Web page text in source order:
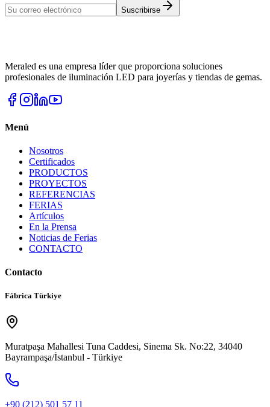
Suscribirse
Meraled es una empresa líder que proporciona soluciones
profesionales de iluminación LED para joyerías y tiendas de gemas.
Menú
Nosotros
Certificados
PRODUCTOS
PROYECTOS
REFERENCIAS
FERIAS
Artículos
En la Prensa
Noticias de Ferias
CONTACTO
Contacto
Fábrica Türkiye
Muratpaşa Mahallesi Tuna Caddesi, Sinema Sk. No:22, 34040
Bayrampaşa/İstanbul - Türkiye
+90 (212) 501 57 11